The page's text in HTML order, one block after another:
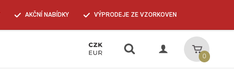
AKČNÍ NABÍDKY VÝPRODEJE ZE VZORKOVEN
Vyhledávání Košík
0